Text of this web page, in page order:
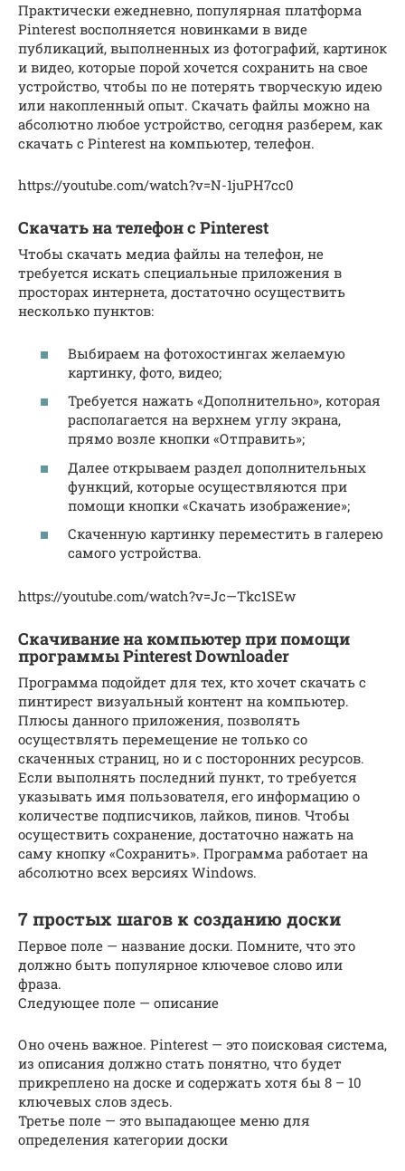
Практически ежедневно, популярная платформа
Pinterest восполняется новинками в виде
публикаций, выполненных из фотографий, картинок
и видео, которые порой хочется сохранить на свое
устройство, чтобы по не потерять творческую идею
или накопленный опыт. Скачать файлы можно на
абсолютно любое устройство, сегодня разберем, как
скачать с Pinterest на компьютер, телефон.
https://youtube.com/watch?v=N-1juPH7cc0
Скачать на телефон с Pinterest
Чтобы скачать медиа файлы на телефон, не
требуется искать специальные приложения в
просторах интернета, достаточно осуществить
несколько пунктов:
Выбираем на фотохостингах желаемую
картинку, фото, видео;
Требуется нажать «Дополнительно», которая
располагается на верхнем углу экрана,
прямо возле кнопки «Отправить»;
Далее открываем раздел дополнительных
функций, которые осуществляются при
помощи кнопки «Скачать изображение»;
Скаченную картинку переместить в галерею
самого устройства.
https://youtube.com/watch?v=Jc—Tkc1SEw
Скачивание на компьютер при помощи
программы Pinterest Downloader
Программа подойдет для тех, кто хочет скачать с
пинтирест визуальный контент на компьютер.
Плюсы данного приложения, позволять
осуществлять перемещение не только со
скаченных страниц, но и с посторонних ресурсов.
Если выполнять последний пункт, то требуется
указывать имя пользователя, его информацию о
количестве подписчиков, лайков, пинов. Чтобы
осуществить сохранение, достаточно нажать на
саму кнопку «Сохранить». Программа работает на
абсолютно всех версиях Windows.
7 простых шагов к созданию доски
Первое поле — название доски. Помните, что это
должно быть популярное ключевое слово или
фраза.
Следующее поле — описание
Оно очень важное. Pinterest — это поисковая система,
из описания должно стать понятно, что будет
прикреплено на доске и содержать хотя бы 8 – 10
ключевых слов здесь.
Третье поле — это выпадающее меню для
определения категории доски